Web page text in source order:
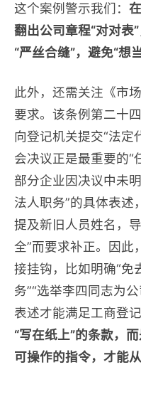
这个案例警示我们：
翻出公司章程“对对表
“严丝合缝”，避免“想
此外，还需关注《市
要求。该条例第二十
向登记机关提交“法定
会决议正是最重要的“
部分企业因决议中未
法人职务”的具体表述
提及新旧人员姓名，
全”而要求补正。因此
接挂钩，比如明确“免
务”“选举李四同志为
表述才能满足工商登
“写在纸上”的条款，
可操作的指令，才能从